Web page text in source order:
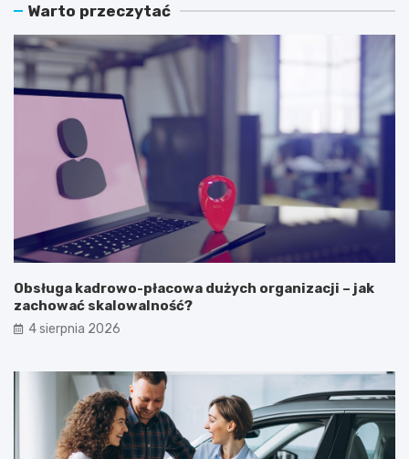
Warto przeczytać
Obsługa kadrowo-płacowa dużych organizacji – jak
zachować skalowalność?
4 sierpnia 2026